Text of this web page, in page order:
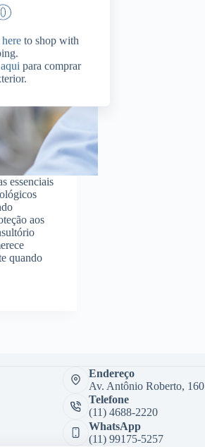
to shop with
para comprar
essenciais
aos
quando
Endereço
Av. Antônio Roberto, 160
Telefone
(11) 4688-2220
WhatsApp
(11) 99175-5257